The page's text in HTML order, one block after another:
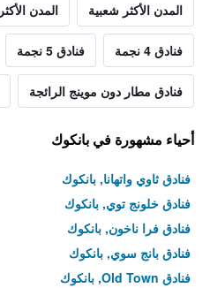
المدن الأكثر شعبية المدن
فنادق 4 نجمة فنادق 5 نجمة
فنادق مطار دون موينج الرائجة
أحياء مشهورة في بانكوك
فنادق ثاوي واتهانا, بانكوك
فنادق خلونج توي, بانكوك
فنادق فرا ناخون, بانكوك
فنادق بانج سوي, بانكوك
فنادق Old Town, بانكوك